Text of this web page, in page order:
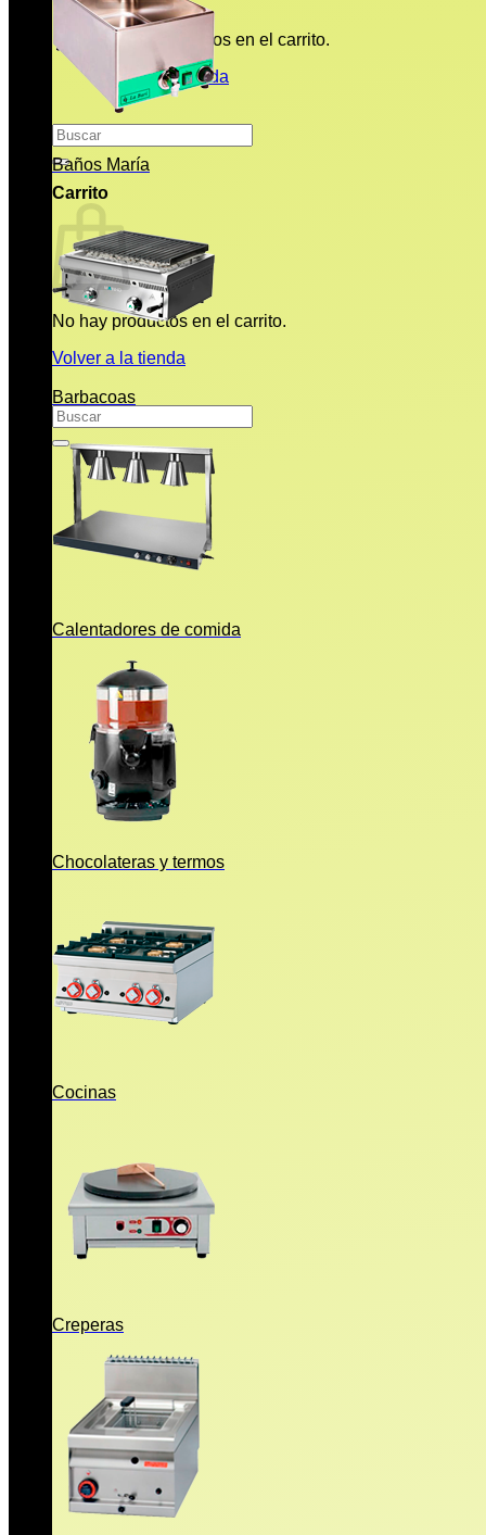
No hay productos en el carrito.
Volver a la tienda
Buscar
por:
Carrito
No hay productos en el carrito.
Volver a la tienda
Buscar
por:
Baños María
Barbacoas
Calentadores de comida
Chocolateras y termos
Cocinas
Creperas